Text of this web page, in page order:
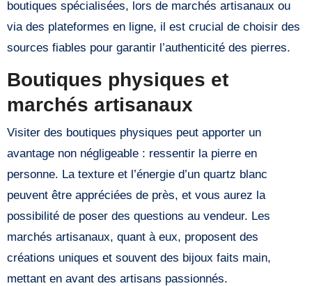
boutiques spécialisées, lors de marchés artisanaux ou
via des plateformes en ligne, il est crucial de choisir des
sources fiables pour garantir l’authenticité des pierres.
Boutiques physiques et
marchés artisanaux
Visiter des boutiques physiques peut apporter un
avantage non négligeable : ressentir la pierre en
personne. La texture et l’énergie d’un quartz blanc
peuvent être appréciées de près, et vous aurez la
possibilité de poser des questions au vendeur. Les
marchés artisanaux, quant à eux, proposent des
créations uniques et souvent des bijoux faits main,
mettant en avant des artisans passionnés.